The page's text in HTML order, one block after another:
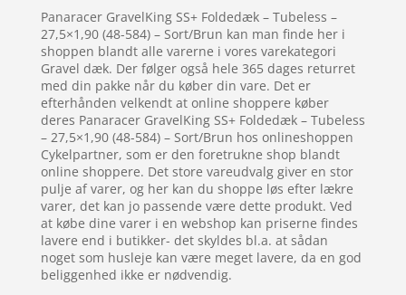
Panaracer GravelKing SS+ Foldedæk – Tubeless –
27,5×1,90 (48-584) – Sort/Brun kan man finde her i
shoppen blandt alle varerne i vores varekategori
Gravel dæk. Der følger også hele 365 dages returret
med din pakke når du køber din vare. Det er
efterhånden velkendt at online shoppere køber
deres Panaracer GravelKing SS+ Foldedæk – Tubeless
– 27,5×1,90 (48-584) – Sort/Brun hos onlineshoppen
Cykelpartner, som er den foretrukne shop blandt
online shoppere. Det store vareudvalg giver en stor
pulje af varer, og her kan du shoppe løs efter lækre
varer, det kan jo passende være dette produkt. Ved
at købe dine varer i en webshop kan priserne findes
lavere end i butikker- det skyldes bl.a. at sådan
noget som husleje kan være meget lavere, da en god
beliggenhed ikke er nødvendig.